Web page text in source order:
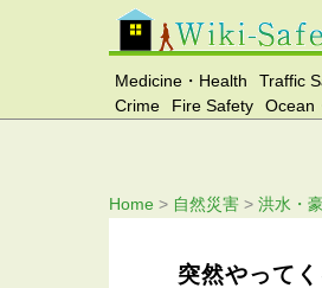
Medicine・Health Traffic
Crime
Fire Safety Ocean
Home > 自然災害 > 洪水・
突然やって